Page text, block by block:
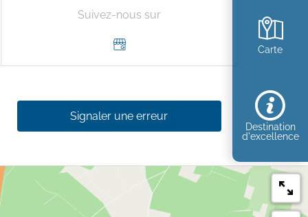
Carte
Destination
d'excellence
Suivez-nous sur
Signaler une erreur